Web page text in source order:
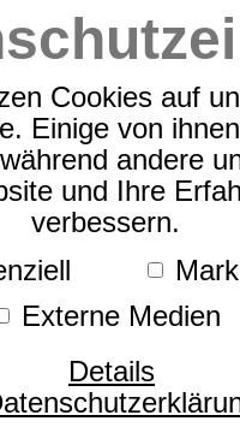
Cookies auf
Einige von
andere
und Ihre
verbessern.
Externe Medien
Details
Smart